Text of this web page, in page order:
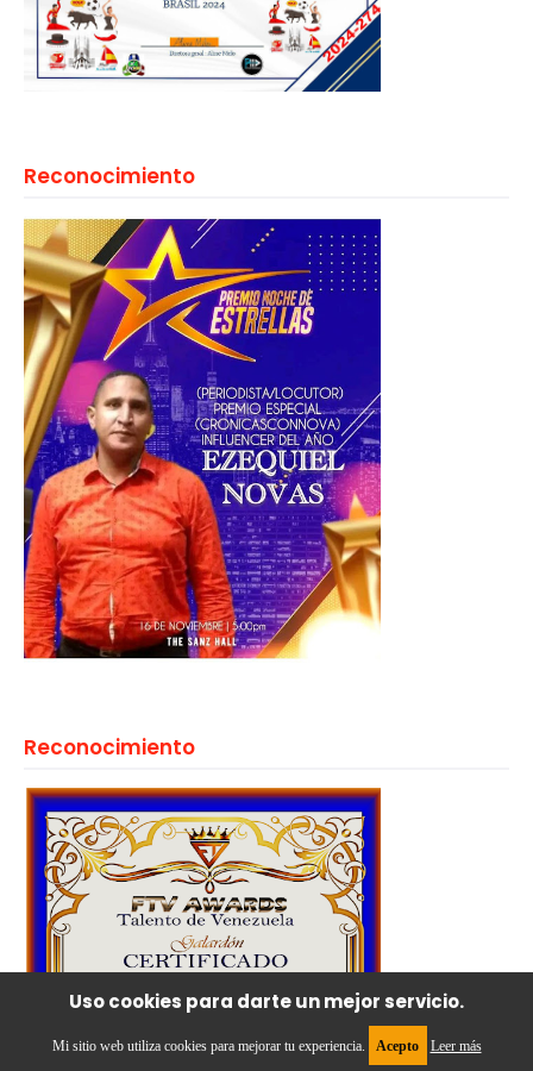
Reconocimiento
Reconocimiento
Uso cookies para darte un mejor servicio.
Mi sitio web utiliza cookies para mejorar tu experiencia. Acepto Leer más